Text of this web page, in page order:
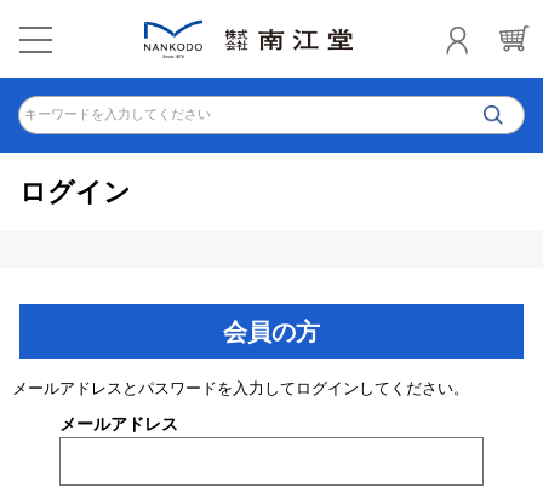
キーワードを入力してください
ログイン
会員の方
メールアドレスとパスワードを入力してログインしてください。
メールアドレス